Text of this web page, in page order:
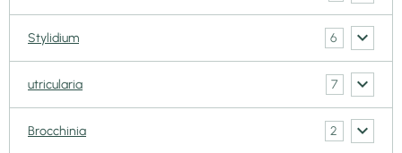
Stylidium 6
utricularia 7
Brocchinia 2